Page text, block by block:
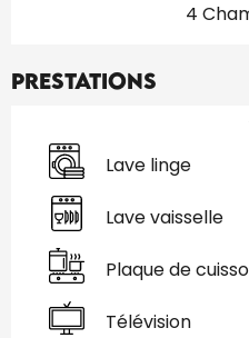
4
Prestations
Lave linge
Lave vaisselle
Plaque de cuisson
Télévision